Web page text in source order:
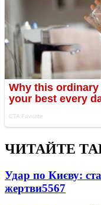
ЧИТАЙТЕ
Удар по Києву:
жертви5567